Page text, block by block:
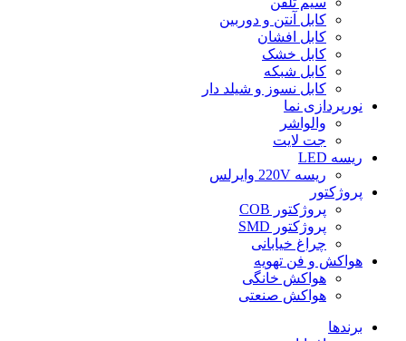
کابل آنتن و دوربین
کابل افشان
کابل خشک
کابل شبکه
کابل نسوز و شیلد دار
نورپردازی نما
والواشر
جت لایت
ریسه LED
ریسه 220V وایرلس
پروژکتور
پروژکتور COB
پروژکتور SMD
چراغ خیابانی
هواکش و فن تهویه
هواکش خانگی
هواکش صنعتی
برندها